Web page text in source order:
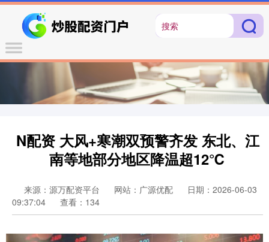
N配资 大风+寒潮双预警齐发 东北、江
南等地部分地区降温超12℃
来源：源万配资平台 网站：广源优配
日期：2026-06-03
09:37:04
查看：134